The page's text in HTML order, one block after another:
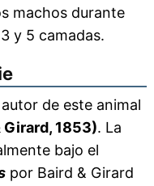
machos durante
y 5 camadas.
de este animal
1853). La
bajo el
por Baird & Girard